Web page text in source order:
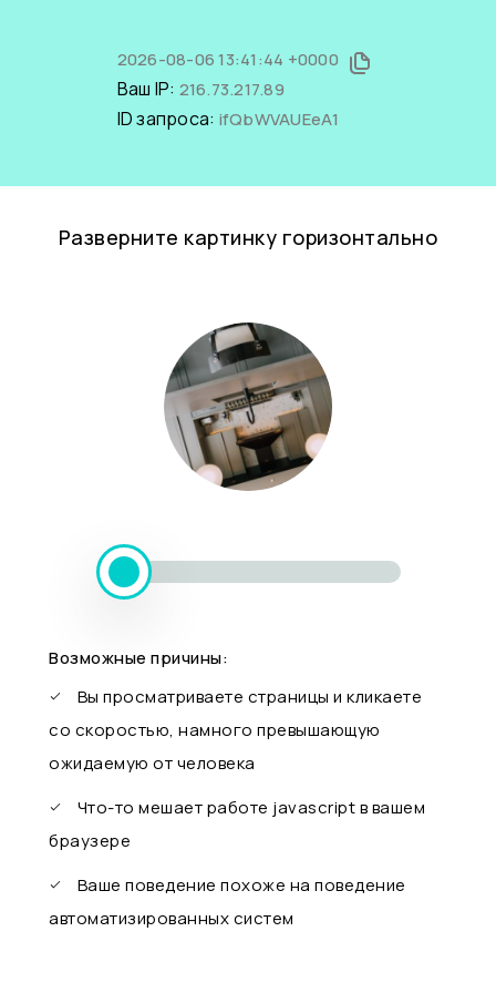
2026-08-06 13:41:44 +0000
Ваш IP: 216.73.217.89
ID запроса: ifQbWVAUEeA1
Разверните картинку горизонтально
Возможные причины:
Вы просматриваете страницы и кликаете
со скоростью, намного превышающую
ожидаемую от человека
Что-то мешает работе javascript в вашем
браузере
Ваше поведение похоже на поведение
автоматизированных систем